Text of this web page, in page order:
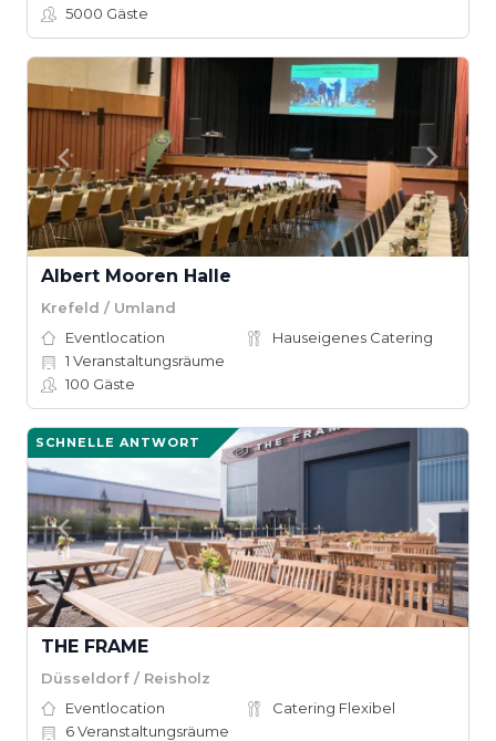
5000 Gäste
Albert Mooren Halle
Krefeld / Umland
Eventlocation
Hauseigenes Catering
1 Veranstaltungsräume
100 Gäste
SCHNELLE ANTWORT
THE FRAME
Düsseldorf / Reisholz
Eventlocation
Catering Flexibel
6Veranstaltungsräume